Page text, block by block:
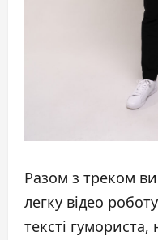
Разом з треком
легку відео
тексті